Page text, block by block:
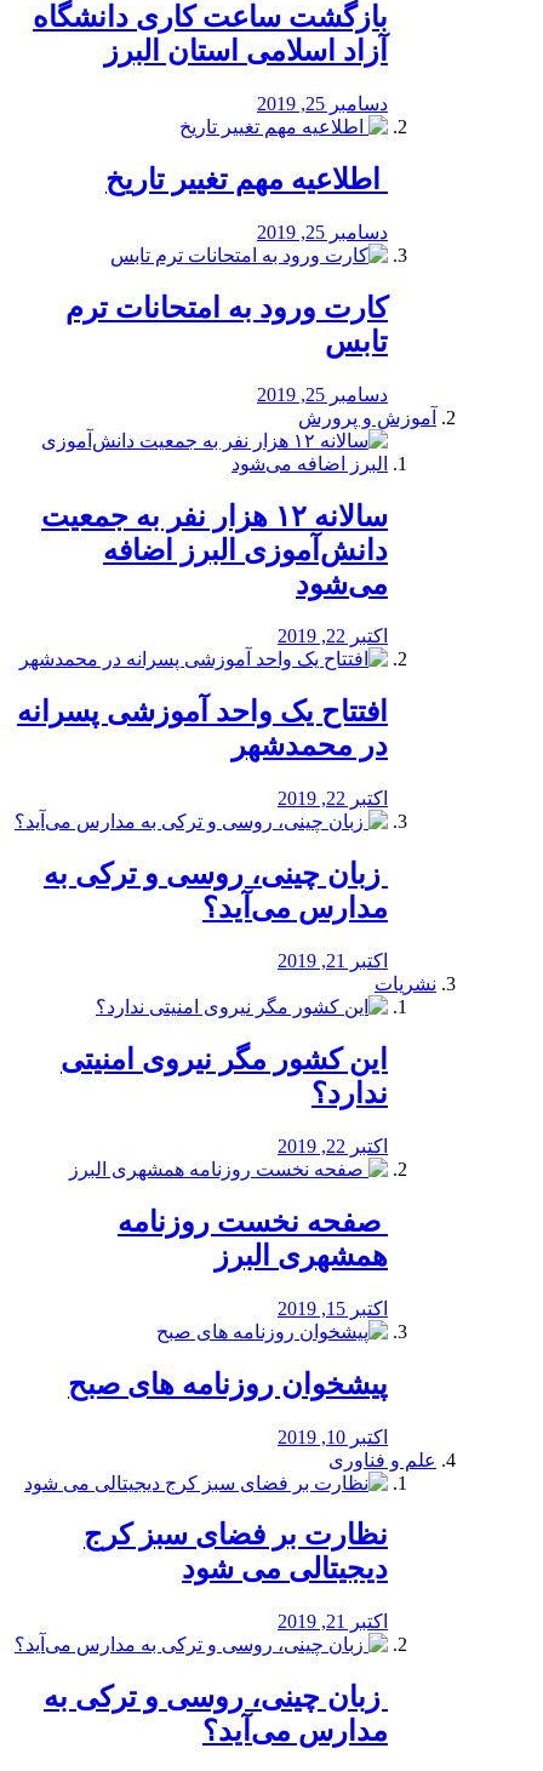
بازگشت ساعت کاری دانشگاه
آزاد اسلامی استان البرز
دسامبر 25, 2019
️ اطلاعیه مهم تغییر تاریخ
دسامبر 25, 2019
کارت ورود به امتحانات ترم
تابس
دسامبر 25, 2019
آموزش و پرورش
️سالانه ۱۲ هزار نفر به جمعیت
دانش‌آموزی البرز اضافه
می‌شود
اکتبر 22, 2019
افتتاح یک واحد آموزشی پسرانه
در محمدشهر
اکتبر 22, 2019
️ زبان چینی، روسی و ترکی به
مدارس می‌آید؟
اکتبر 21, 2019
نشریات
این کشور مگر نیروی امنیتی
ندارد؟
اکتبر 22, 2019
️ صفحه نخست روزنامه‌
همشهری البرز
اکتبر 15, 2019
پیشخوان روزنامه های صبح
اکتبر 10, 2019
علم و فناوری
نظارت بر فضای سبز کرج
دیجیتالی می شود
اکتبر 21, 2019
️ زبان چینی، روسی و ترکی به
مدارس می‌آید؟